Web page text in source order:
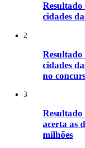
cidades
2
Resultado
cidades
no
3
acerta as
milhões